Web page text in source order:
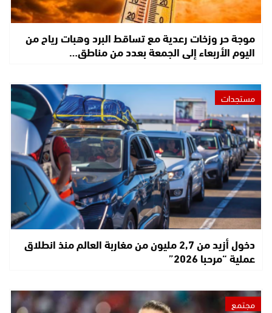
موجة حر وزخات رعدية مع تساقط البرد وهبات رياح من
اليوم الأربعاء إلى الجمعة بعدد من مناطق…
مستجدات
دخول أزيد من 2,7 مليون من مغاربة العالم منذ انطلاق
عملية “مرحبا 2026”
مجتمع